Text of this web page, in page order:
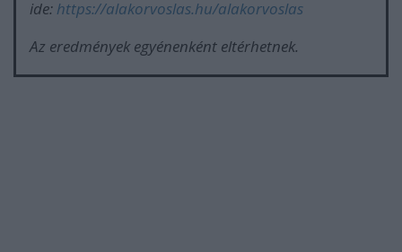
ide: https://alakorvoslas.hu/alakorvoslas
Az eredmények egyénenként eltérhetnek.